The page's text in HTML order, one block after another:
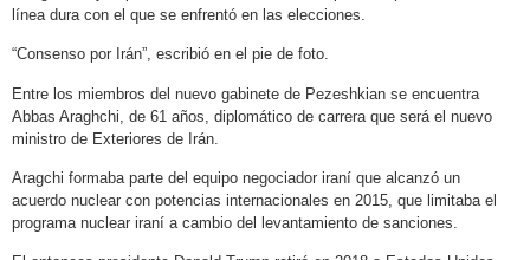
línea dura con el que se enfrentó en las elecciones.
“Consenso por Irán”, escribió en el pie de foto.
Entre los miembros del nuevo gabinete de Pezeshkian se encuentra
Abbas Araghchi, de 61 años, diplomático de carrera que será el nuevo
ministro de Exteriores de Irán.
Aragchi formaba parte del equipo negociador iraní que alcanzó un
acuerdo nuclear con potencias internacionales en 2015, que limitaba el
programa nuclear iraní a cambio del levantamiento de sanciones.